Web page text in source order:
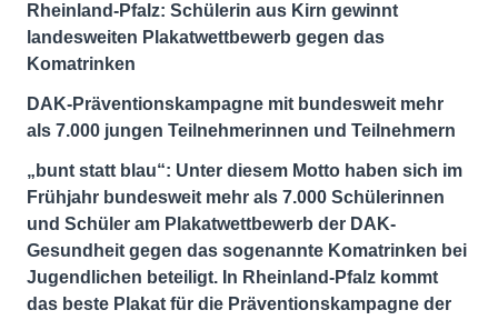
Rheinland-Pfalz: Schülerin aus Kirn gewinnt
landesweiten Plakatwettbewerb gegen das
Komatrinken
DAK-Präventionskampagne mit bundesweit mehr
als 7.000 jungen Teilnehmerinnen und Teilnehmern
„bunt statt blau“: Unter diesem Motto haben sich im
Frühjahr bundesweit mehr als 7.000 Schülerinnen
und Schüler am Plakatwettbewerb der DAK-
Gesundheit gegen das sogenannte Komatrinken bei
Jugendlichen beteiligt. In Rheinland-Pfalz kommt
das beste Plakat für die Präventionskampagne der